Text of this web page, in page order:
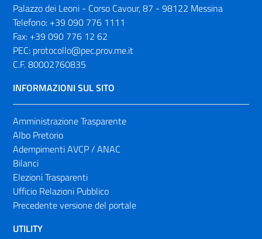
Palazzo dei Leoni - Corso Cavour, 87 - 98122 Messina
Telefono: +39 090 776 1111
Fax: +39 090 776 12 62
PEC: protocollo@pec.prov.me.it
C.F. 80002760835
INFORMAZIONI SUL SITO
Amministrazione Trasparente
Albo Pretorio
Adempimenti AVCP / ANAC
Bilanci
Elezioni Trasparenti
Ufficio Relazioni Pubblico
Precedente versione del portale
UTILITY